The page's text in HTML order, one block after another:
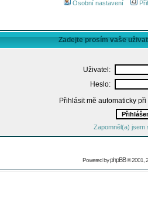
Osobní nastavení
Zadejte prosím vaše
Uživatel:
Heslo:
Přihlásit mě automaticky
Zapomněl(a) jsem
Powered byphpBB© 2001,